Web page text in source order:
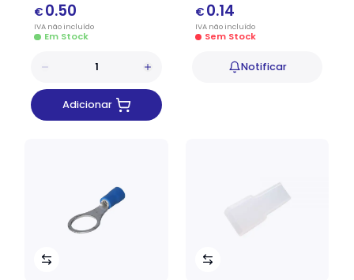
€ 0.50
IVA nãoincluído
Em Stock
Adicionar
€ 0.14
IVA nãoincluído
Sem Stock
Notificar